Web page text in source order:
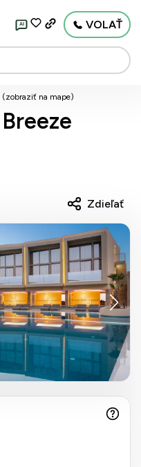
AI VOLAŤ
(zobraziť na mape)
Zdieľať